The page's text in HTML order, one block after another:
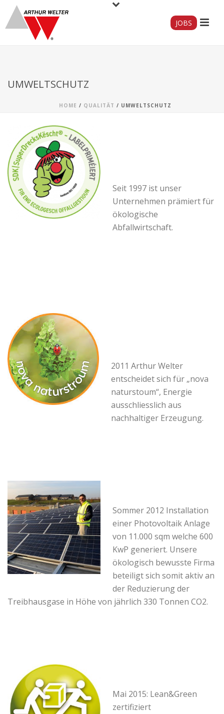
JOBS
UMWELTSCHUTZ
HOME / QUALITÄT / UMWELTSCHUTZ
Seit 1997 ist unser
Unternehmen prämiert für
ökologische
Abfallwirtschaft.
2011 Arthur Welter
entscheidet sich für „nova
naturstoum“, Energie
ausschliesslich aus
nachhaltiger Erzeugung.
Sommer 2012 Installation
einer Photovoltaik Anlage
von 11.000 sqm welche 600
KwP generiert. Unsere
ökologisch bewusste Firma
beteiligt sich somit aktiv an
der Reduzierung der
Treibhausgase in Höhe von jährlich 330 Tonnen CO2.
Mai 2015: Lean&Green
zertifiziert